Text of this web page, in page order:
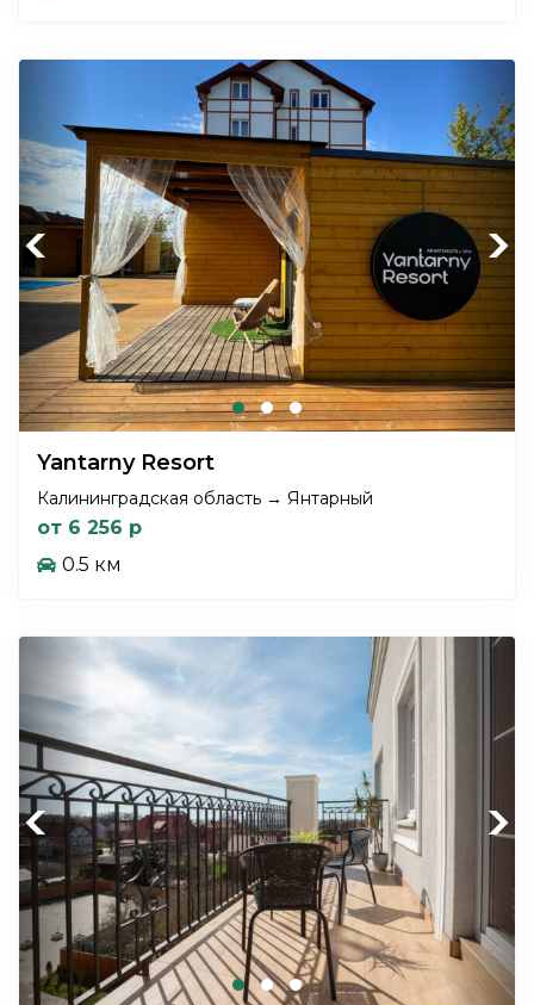
Previous Next
Yantarny Resort
Калининградская область → Янтарный
от 6 256 р
0.5 км
Previous Next